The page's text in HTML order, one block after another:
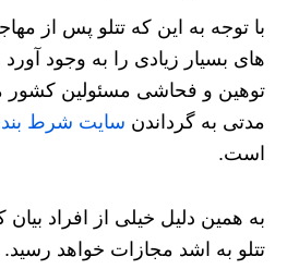
با توجه به این که تتلو پس از
های بسیار زیادی را به وجود
توهین و فحاشی مسئولین کشور
مدتی به گرداندن سایت‌ شرط
است.
به همین دلیل خیلی از افراد بیان
تتلو به اشد مجازات خواهد